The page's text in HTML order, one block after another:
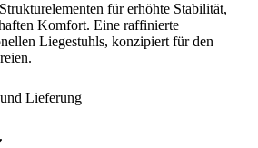
für erhöhte Stabilität,
Komfort. Eine raffinierte
Liegestuhls, konzipiert für den
Lieferung